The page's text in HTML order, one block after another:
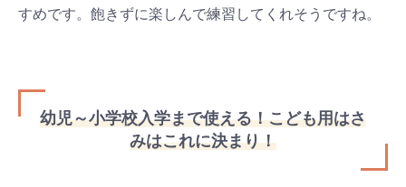
すめです。飽きずに楽しんで練習してくれそうですね。
幼児～小学校入学まで使える！こども用はさ
みはこれに決まり！